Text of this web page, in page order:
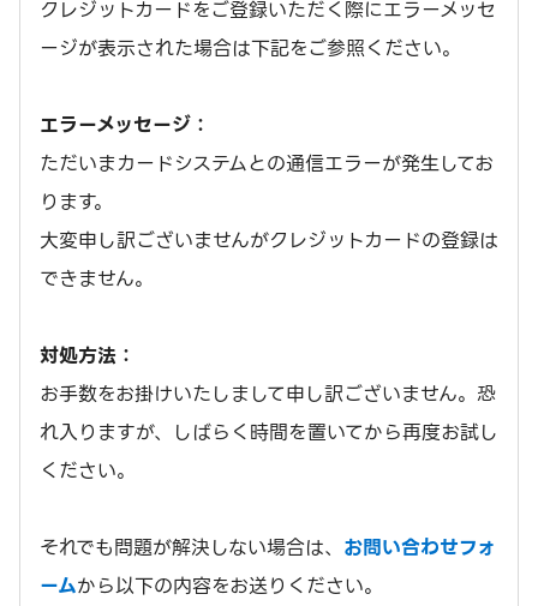
クレジットカードをご登録いただく際にエラーメッセ
ージが表示された場合は下記をご参照ください。
エラーメッセージ：
ただいまカードシステムとの通信エラーが発生してお
ります。
大変申し訳ございませんがクレジットカードの登録は
できません。
対処方法：
お手数をお掛けいたしまして申し訳ございません。恐
れ入りますが、しばらく時間を置いてから再度お試し
ください。
それでも問題が解決しない場合は、 お問い合わせフォ
ームから以下の内容をお送りください。